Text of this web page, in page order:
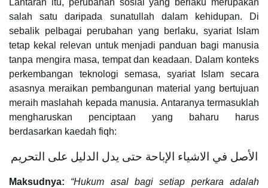
salah satu daripada sunatullah dalam kehidupan. Di
sebalik pelbagai perubahan yang berlaku, syariat Islam
tetap kekal relevan untuk menjadi panduan bagi manusia
tanpa mengira masa, tempat dan keadaan. Dalam konteks
perkembangan teknologi semasa, syariat Islam secara
asasnya meraikan pembangunan material yang bertujuan
meraih maslahah kepada manusia. Antaranya termasuklah
mengharuskan penciptaan yang baharu harus
berdasarkan kaedah fiqh:
الأصل في الاشياء الإباحة حتى يدل الدليل على التحريم
Maksudnya:
“Hukum asal bagi setiap perkara adalah